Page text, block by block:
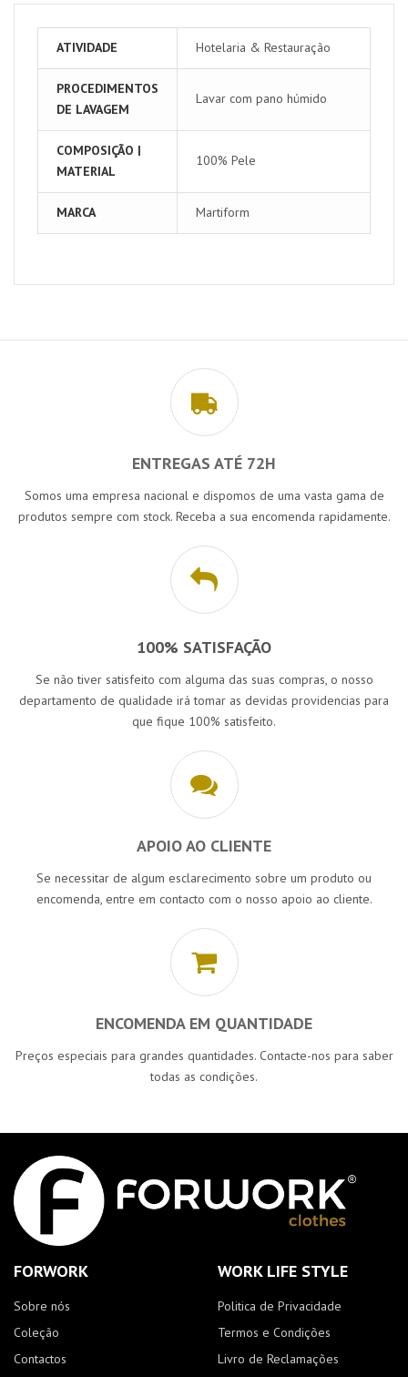
ATIVIDADE Hotelaria & Restauração
PROCEDIMENTOS
DE LAVAGEM
Lavar com pano húmido
COMPOSIÇÃO |
MATERIAL
100% Pele
MARCA Martiform
ENTREGAS ATÉ 72H
Somos uma empresa nacional e dispomos de uma vasta gama de
produtos sempre com stock. Receba a sua encomenda rapidamente.
100% SATISFAÇÃO
Se não tiver satisfeito com alguma das suas compras, o nosso
departamento de qualidade irá tomar as devidas providencias para
que fique 100% satisfeito.
APOIO AO CLIENTE
Se necessitar de algum esclarecimento sobre um produto ou
encomenda, entre em contacto com o nosso apoio ao cliente.
ENCOMENDA EM QUANTIDADE
Preços especiais para grandes quantidades. Contacte-nos para saber
todas as condições.
FORWORK
Sobre nós
Coleção
Contactos
WORK LIFE STYLE
Politica de Privacidade
Termos e Condições
Livro de Reclamações